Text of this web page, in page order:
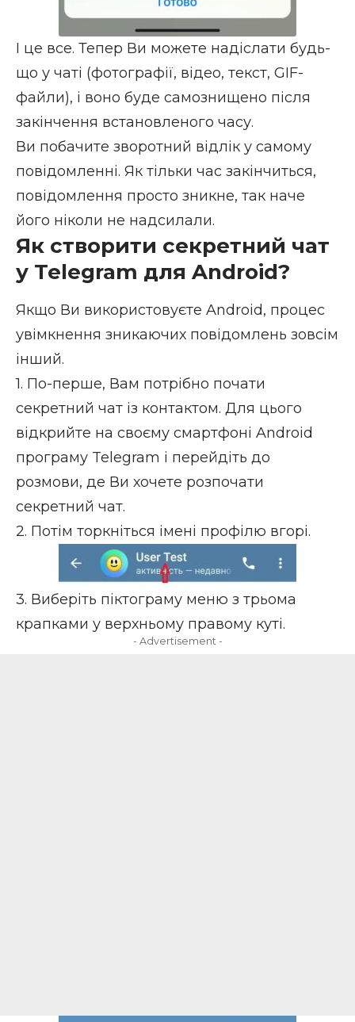
І це все. Тепер Ви можете надіслати будь-
що у чаті (фотографії, відео, текст, GIF-
файли), і воно буде самознищено після
закінчення встановленого часу.
Ви побачите зворотний відлік у самому
повідомленні. Як тільки час закінчиться,
повідомлення просто зникне, так наче
його ніколи не надсилали.
Як створити секретний чат
у Telegram для Android?
Якщо Ви використовуєте Android, процес
увімкнення зникаючих повідомлень зовсім
інший.
1. По-перше, Вам потрібно почати
секретний чат із контактом. Для цього
відкрийте на своєму смартфоні Android
програму Telegram і перейдіть до
розмови, де Ви хочете розпочати
секретний чат.
2. Потім торкніться імені профілю вгорі.
3. Виберіть піктограму меню з трьома
крапками у верхньому правому куті.
- Advertisement -